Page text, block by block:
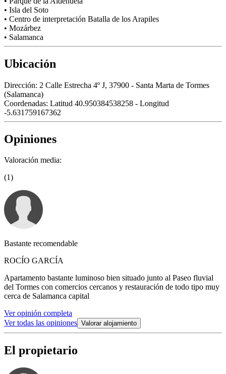
• Isla del Soto
• Centro de interpretación Batalla de los Arapiles
• Mozárbez
• Salamanca
Ubicación
Dirección: 2 Calle Estrecha 4º J, 37900 - Santa Marta de Tormes
(Salamanca)
Coordenadas: Latitud 40.950384538258 - Longitud
-5.631759167362
Opiniones
Valoración media:
(1)
Bastante recomendable
ROCÍO GARCÍA
Apartamento bastante luminoso bien situado junto al Paseo fluvial
del Tormes con comercios cercanos y restauración de todo tipo muy
cerca de Salamanca capital
Ver opinión completa
Ver todas las opiniones Valorar alojamiento
El propietario